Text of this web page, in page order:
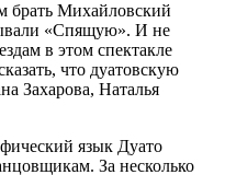
брать Михайловский
«Спящую». И не
в этом спектакле
что дуатовскую
Захарова, Наталья
язык Дуато
За несколько